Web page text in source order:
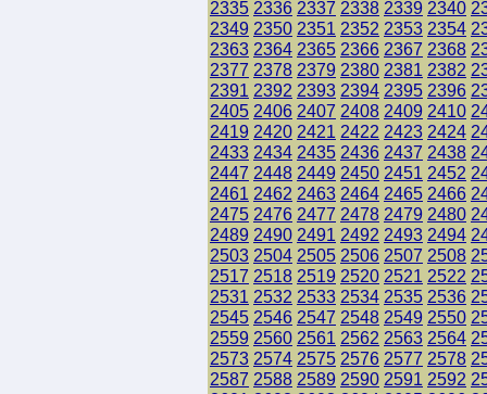
2335 2336 2337 2338 2339 2340
2349 2350 2351 2352 2353 2354
2363 2364 2365 2366 2367 2368
2377 2378 2379 2380 2381 2382
2391 2392 2393 2394 2395 2396
2405 2406 2407 2408 2409 2410
2419 2420 2421 2422 2423 2424
2433 2434 2435 2436 2437 2438
2447 2448 2449 2450 2451 2452
2461 2462 2463 2464 2465 2466
2475 2476 2477 2478 2479 2480
2489 2490 2491 2492 2493 2494
2503 2504 2505 2506 2507 2508
2517 2518 2519 2520 2521 2522
2531 2532 2533 2534 2535 2536
2545 2546 2547 2548 2549 2550
2559 2560 2561 2562 2563 2564
2573 2574 2575 2576 2577 2578
2587 2588 2589 2590 2591 2592